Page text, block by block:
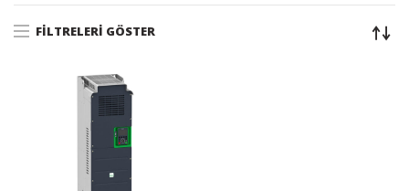
FILTRELERI GÖSTER